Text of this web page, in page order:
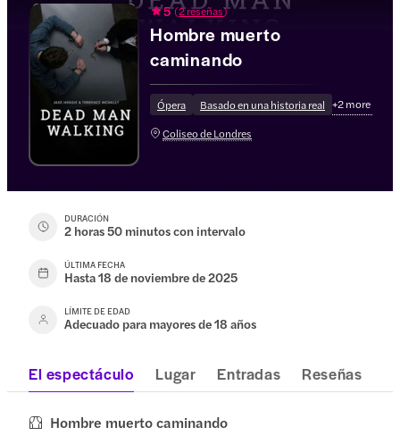
5 (2 reseñas)
Hombre muerto
caminando
Ópera Basado en una historia real +2more
Coliseo de Londres
DURACIÓN
2 horas 50 minutos con intervalo
ÚLTIMA FECHA
Hasta 18 de noviembre de 2025
LÍMITE DE EDAD
Adecuado para mayores de 18 años
El espectáculo Lugar Entradas Reseñas
Hombre muerto caminando